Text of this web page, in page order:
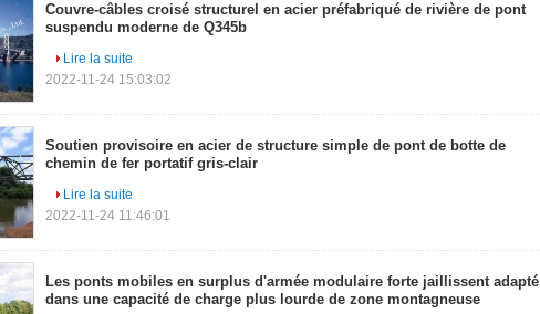
Couvre-câbles croisé structurel en acier préfabriqué de rivière de pont
suspendu moderne de Q345b
Lire la suite
2022-11-24 15:03:02
Soutien provisoire en acier de structure simple de pont de botte de
chemin de fer portatif gris-clair
Lire la suite
2022-11-24 11:46:01
Les ponts mobiles en surplus d'armée modulaire forte jaillissent adapté
dans une capacité de charge plus lourde de zone montagneuse